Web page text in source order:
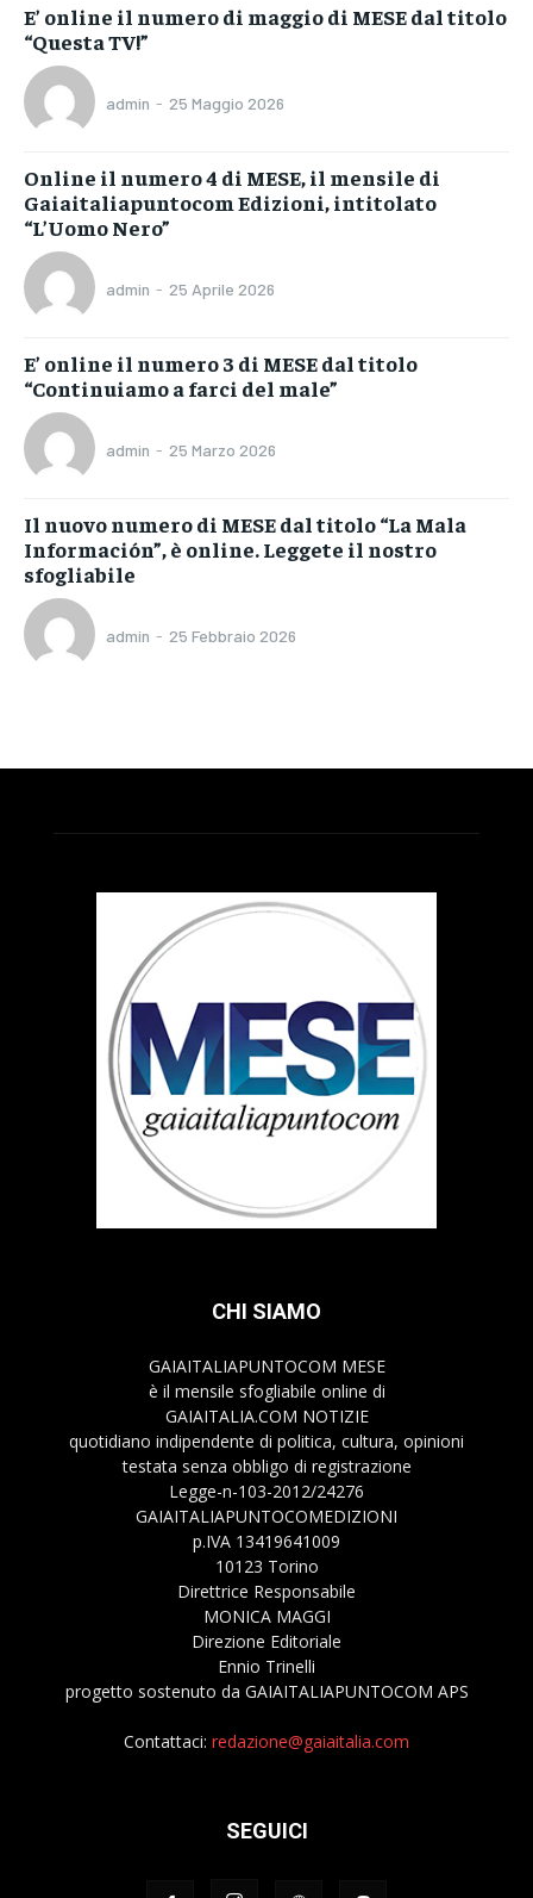
E’ online il numero di maggio di MESE dal titolo
“Questa TV!”
admin - 25 Maggio 2026
Online il numero 4 di MESE, il mensile di
Gaiaitaliapuntocom Edizioni, intitolato
“L’Uomo Nero”
admin - 25 Aprile 2026
E’ online il numero 3 di MESE dal titolo
“Continuiamo a farci del male”
admin - 25 Marzo 2026
Il nuovo numero di MESE dal titolo “La Mala
Información”, è online. Leggete il nostro
sfogliabile
admin - 25 Febbraio 2026
CHI SIAMO
GAIAITALIAPUNTOCOM MESE
è il mensile sfogliabile online di
GAIAITALIA.COM NOTIZIE
quotidiano indipendente di politica, cultura, opinioni
testata senza obbligo di registrazione
Legge-n-103-2012/24276
GAIAITALIAPUNTOCOMEDIZIONI
p.IVA 13419641009
10123 Torino
Direttrice Responsabile
MONICA MAGGI
Direzione Editoriale
Ennio Trinelli
progetto sostenuto da GAIAITALIAPUNTOCOM APS
Contattaci: redazione@gaiaitalia.com
SEGUICI